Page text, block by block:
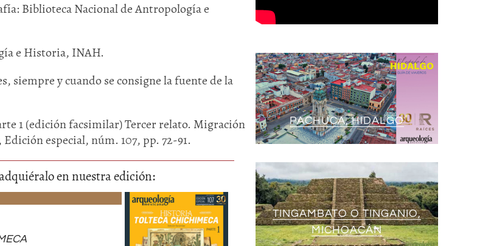
Biblioteca Nacional de Antropología e
e Historia, INAH.
siempre y cuando se consigne la fuente de la
1 (edición facsimilar) Tercer relato. Migración
Edición especial, núm. 107, pp. 72-91.
en nuestra edición:
PACHUCA, HIDALGO
TINGAMBATO O TINGANIO,
MICHOACÁN